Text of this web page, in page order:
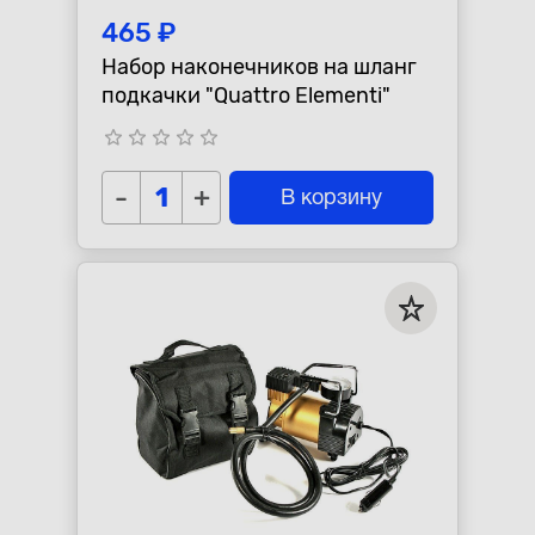
465 ₽
Набор наконечников на шланг
подкачки "Quattro Elementi"
star_border star_border star_border star_border star_border
- + В корзину